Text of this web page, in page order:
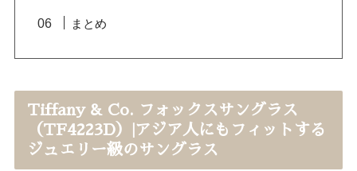
まとめ
Tiffany & Co. フォックスサングラス
（TF4223D）|アジア人にもフィットする
ジュエリー級のサングラス